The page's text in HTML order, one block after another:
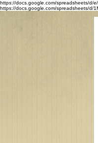
https://docs.google.com/spreadsheets/d/
https://docs.google.com/spreadsheets/d/